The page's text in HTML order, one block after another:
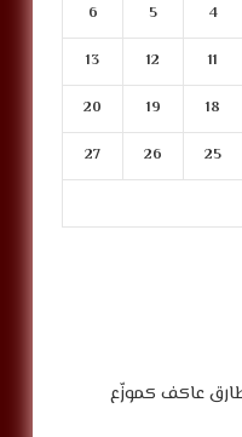
4
5
6
11
12
13
18
19
20
25
26
27
عاكف كموزّع